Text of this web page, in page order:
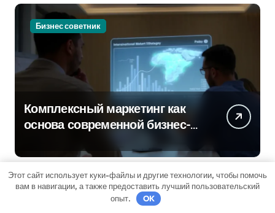
Бизнес советник
Комплексный маркетинг как
основа современной бизнес-
Этот сайт использует куки-файлы и другие технологии, чтобы помочь
вам в навигации, а также предоставить лучший пользовательский
опыт.
OK